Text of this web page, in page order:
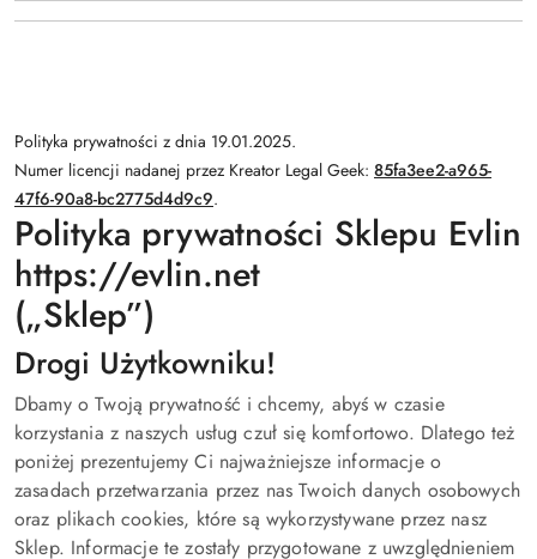
Polityka prywatności z dnia 19.01.2025.
Numer licencji nadanej przez Kreator Legal Geek: 85fa3ee2-a965-
47f6-90a8-bc2775d4d9c9.
Polityka prywatności Sklepu Evlin
https://evlin.net
(„Sklep”)
Drogi Użytkowniku!
Dbamy o Twoją prywatność i chcemy, abyś w czasie
korzystania z naszych usług czuł się komfortowo. Dlatego też
poniżej prezentujemy Ci najważniejsze informacje o
zasadach przetwarzania przez nas Twoich danych osobowych
oraz plikach cookies, które są wykorzystywane przez nasz
Sklep. Informacje te zostały przygotowane z uwzględnieniem